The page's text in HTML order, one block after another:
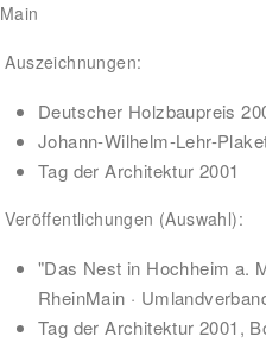
Main
Auszeichnungen:
Deutscher Holzbaupreis
Johann-Wilhelm-Lehr-
Tag der Architektur 2001
Veröffentlichungen (Auswahl):
"Das Nest in Hochheim a.
RheinMain ·
Tag der Architektur 2001,